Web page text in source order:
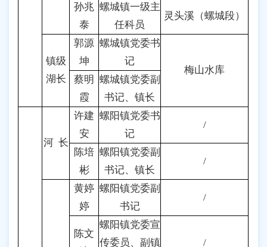
孙兆
泰
螺城镇一级主
任科员
灵头溪（螺城段）
镇级
湖长
郭源
坤
螺城镇党委书
记
梅山水库
蔡明
霞
螺城镇党委副
书记、镇长
河 长
许建
安
螺阳镇党委书
记
/
陈培
彬
螺阳镇党委副
书记、镇长
/
黄婷
婷
螺阳镇党委副
书记
/
陈文
螺阳镇党委宣
传委员、副镇
/